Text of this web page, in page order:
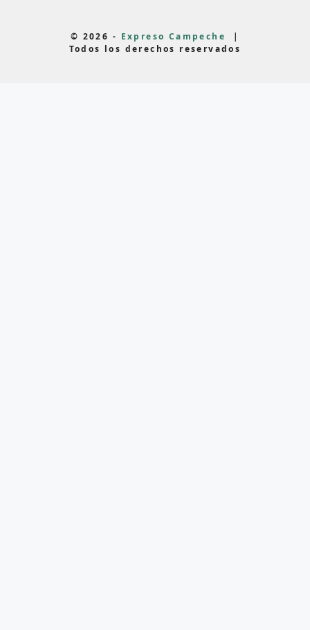
© 2026 - Expreso Campeche
|
Todos los derechos reservados